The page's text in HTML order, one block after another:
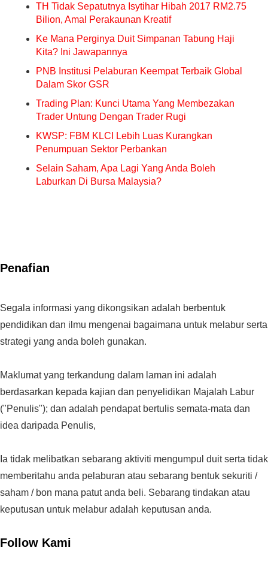
TH Tidak Sepatutnya Isytihar Hibah 2017 RM2.75
Bilion, Amal Perakaunan Kreatif
Ke Mana Perginya Duit Simpanan Tabung Haji
Kita? Ini Jawapannya
PNB Institusi Pelaburan Keempat Terbaik Global
Dalam Skor GSR
Trading Plan: Kunci Utama Yang Membezakan
Trader Untung Dengan Trader Rugi
KWSP: FBM KLCI Lebih Luas Kurangkan
Penumpuan Sektor Perbankan
Selain Saham, Apa Lagi Yang Anda Boleh
Laburkan Di Bursa Malaysia?
Penafian
Segala informasi yang dikongsikan adalah berbentuk
pendidikan dan ilmu mengenai bagaimana untuk melabur serta
strategi yang anda boleh gunakan.
Maklumat yang terkandung dalam laman ini adalah
berdasarkan kepada kajian dan penyelidikan Majalah Labur
("Penulis"); dan adalah pendapat bertulis semata-mata dan
idea daripada Penulis,
Ia tidak melibatkan sebarang aktiviti mengumpul duit serta tidak
memberitahu anda pelaburan atau sebarang bentuk sekuriti /
saham / bon mana patut anda beli. Sebarang tindakan atau
keputusan untuk melabur adalah keputusan anda.
Follow Kami